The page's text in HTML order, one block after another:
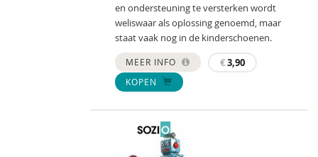
en ondersteuning te versterken wordt
weliswaar als oplossing genoemd, maar
staat vaak nog in de kinderschoenen.
MEER INFO €3,90
KOPEN